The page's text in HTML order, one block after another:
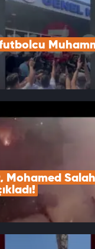
futbolcu
Mohamed